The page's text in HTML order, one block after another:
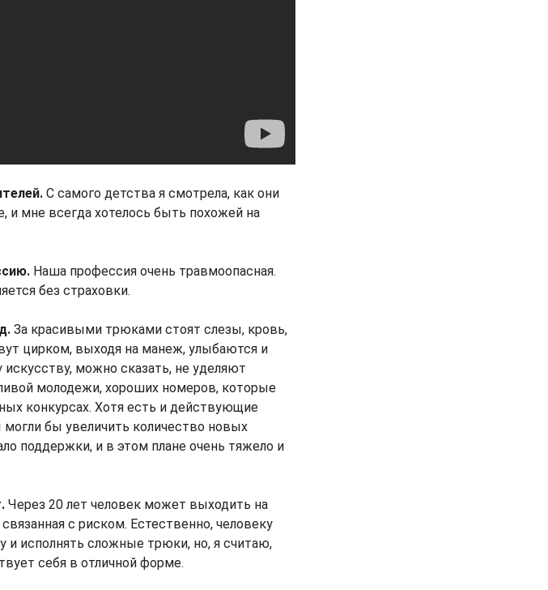
С самого детства я смотрела, как они
и мне всегда хотелось быть похожей на
Наша профессия очень травмоопасная.
без страховки.
За красивыми трюками стоят слезы, кровь,
цирком, выходя на манеж, улыбаются и
можно сказать, не уделяют
молодежи, хороших номеров, которые
конкурсах. Хотя есть и действующие
бы увеличить количество новых
поддержки, и в этом плане очень тяжело и
Через 20 лет человек может выходить на
с риском. Естественно, человеку
и исполнять сложные трюки, но, я считаю,
себя в отличной форме.